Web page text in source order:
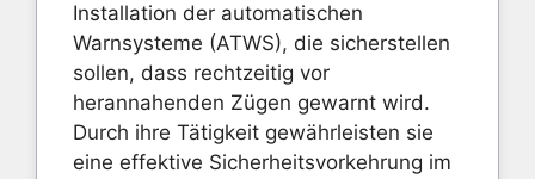
Installation der automatischen
Warnsysteme (ATWS), die sicherstellen
sollen, dass rechtzeitig vor
herannahenden Zügen gewarnt wird.
Durch ihre Tätigkeit gewährleisten sie
eine effektive Sicherheitsvorkehrung im